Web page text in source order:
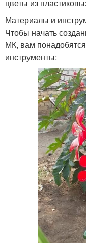
цветы из
Материалы и
Чтобы начать
МК, вам
инструменты: